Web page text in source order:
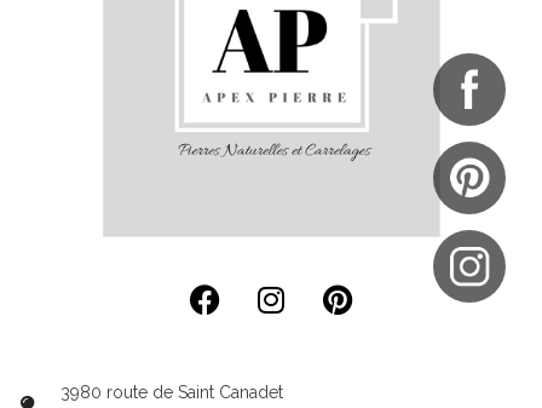
3980 route de Saint Canadet